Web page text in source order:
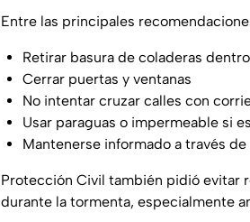
Entre las principales
Retirar basura de coladeras
Cerrar puertas y ventanas
No intentar cruzar calles con
Usar paraguas o impermeable si
Mantenerse informado a través
Protección Civil también pidió evitar
durante la tormenta, especialmente